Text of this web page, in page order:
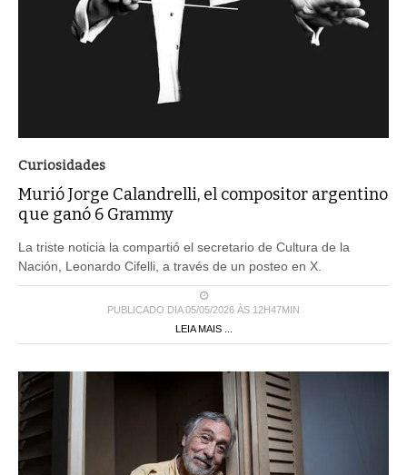
Curiosidades
Murió Jorge Calandrelli, el compositor argentino
que ganó 6 Grammy
La triste noticia la compartió el secretario de Cultura de la
Nación, Leonardo Cifelli, a través de un posteo en X.
PUBLICADO DIA 05/05/2026 ÀS 12H47MIN
LEIA MAIS ...